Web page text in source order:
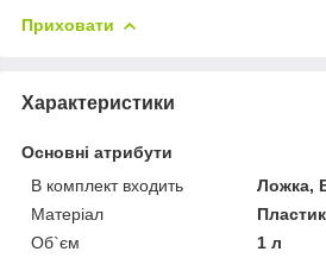
Приховати
Характеристики
Основні атрибути
В комплект входить
Ложка,
Матеріал
Пластик
Об`єм
1 л